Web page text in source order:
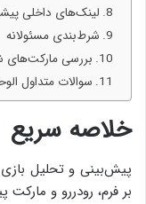
لینک‌های داخلی
شرط‌بندی مسئولانه
بررسی مارکت‌های
سوالات متداول
خلاصه سریع
پیش‌بینی و تحلیل بازی
بر فرم، رودررو و